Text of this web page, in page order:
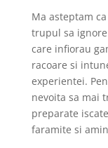
Ma asteptam
trupul sa
care infiorau
racoare si
experientei.
nevoita sa mai
preparate
faramite si